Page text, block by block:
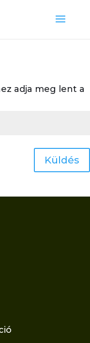
adja meg lent a
Küldés